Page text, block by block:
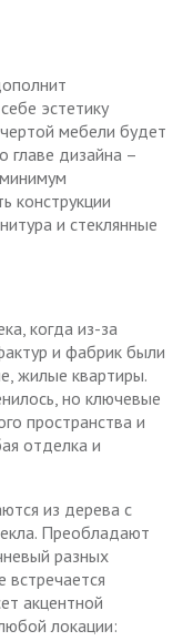
эстетику
мебели будет
главе дизайна –
конструкции
и стеклянные
когда из-за
и фабрик были
жилые квартиры.
но ключевые
пространства и
отделка и
из дерева с
Преобладают
разных
акцентной
локации: